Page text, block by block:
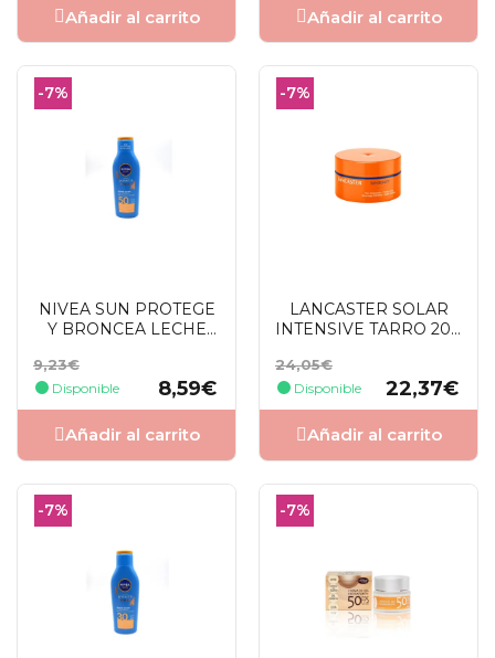
Añadir al carrito Añadir al carrito
-7%
NIVEA SUN PROTEGE
Y BRONCEA LECHE
Precio
base
9,23€
Disponible
Precio
8,59€
Añadir al carrito
-7%
LANCASTER SOLAR
INTENSIVE TARRO 200
Precio
base
24,05€
Disponible
Precio
22,37€
Añadir al carrito
-7% -7%